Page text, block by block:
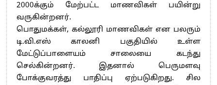
2000க்கும் மேற்பட்ட மாணவிகள் பயின்று
வருகின்றனர்.
பொதுமக்கள், கல்லூரி மாணவிகள் என பலரும்
டி.வி.எஸ் காலனி பகுதியில் உள்ள
மேட்டுப்பாளையம் சாலையை கடந்து
செல்கின்றனர். இதனால் பெருமளவு
போக்குவரத்து பாதிப்பு ஏற்படுகிறது. சில